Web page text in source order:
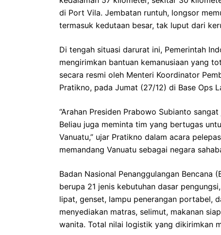
di Port Vila. Jembatan runtuh, longsor
termasuk kedutaan besar, tak luput dari
Di tengah situasi darurat ini, Pemerintah
mengirimkan bantuan kemanusiaan yang
secara resmi oleh Menteri Koordinator
Pratikno, pada Jumat (27/12) di Base Ops
“Arahan Presiden Prabowo Subianto
Beliau juga meminta tim yang bertugas
Vanuatu,” ujar Pratikno dalam acara
memandang Vanuatu sebagai negara
Badan Nasional Penanggulangan Bencana
berupa 21 jenis kebutuhan dasar
lipat, genset, lampu penerangan portabel,
menyediakan matras, selimut, makanan
wanita. Total nilai logistik yang dikirimkan